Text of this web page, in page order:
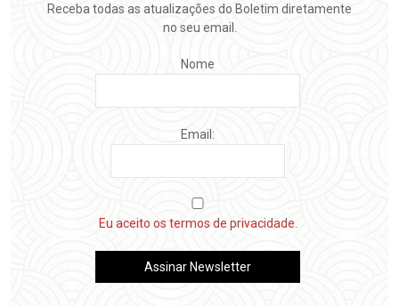
Receba todas as atualizações do Boletim diretamente
no seu email.
Nome
Email:
Eu aceito os termos de privacidade.